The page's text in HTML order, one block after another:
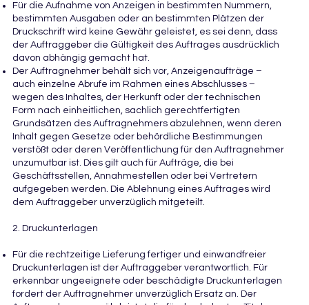
Für die Aufnahme von Anzeigen in bestimmten Nummern,
bestimmten Ausgaben oder an bestimmten Plätzen der
Druckschrift wird keine Gewähr geleistet, es sei denn, dass
der Auftraggeber die Gültigkeit des Auftrages ausdrücklich
davon abhängig gemacht hat.
Der Auftragnehmer behält sich vor, Anzeigenaufträge –
auch einzelne Abrufe im Rahmen eines Abschlusses –
wegen des Inhaltes, der Herkunft oder der technischen
Form nach einheitlichen, sachlich gerechtfertigten
Grundsätzen des Auftragnehmers abzulehnen, wenn deren
Inhalt gegen Gesetze oder behördliche Bestimmungen
verstößt oder deren Veröffentlichung für den Auftragnehmer
unzumutbar ist. Dies gilt auch für Aufträge, die bei
Geschäftsstellen, Annahmestellen oder bei Vertretern
aufgegeben werden. Die Ablehnung eines Auftrages wird
dem Auftraggeber unverzüglich mitgeteilt.
2. Druckunterlagen
Für die rechtzeitige Lieferung fertiger und einwandfreier
Druckunterlagen ist der Auftraggeber verantwortlich. Für
erkennbar ungeeignete oder beschädigte Druckunterlagen
fordert der Auftragnehmer unverzüglich Ersatz an. Der